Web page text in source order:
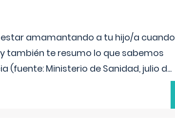
amamantando a tu hijo/a cuando
también te resumo lo que sabemos
(fuente: Ministerio de Sanidad, julio d...